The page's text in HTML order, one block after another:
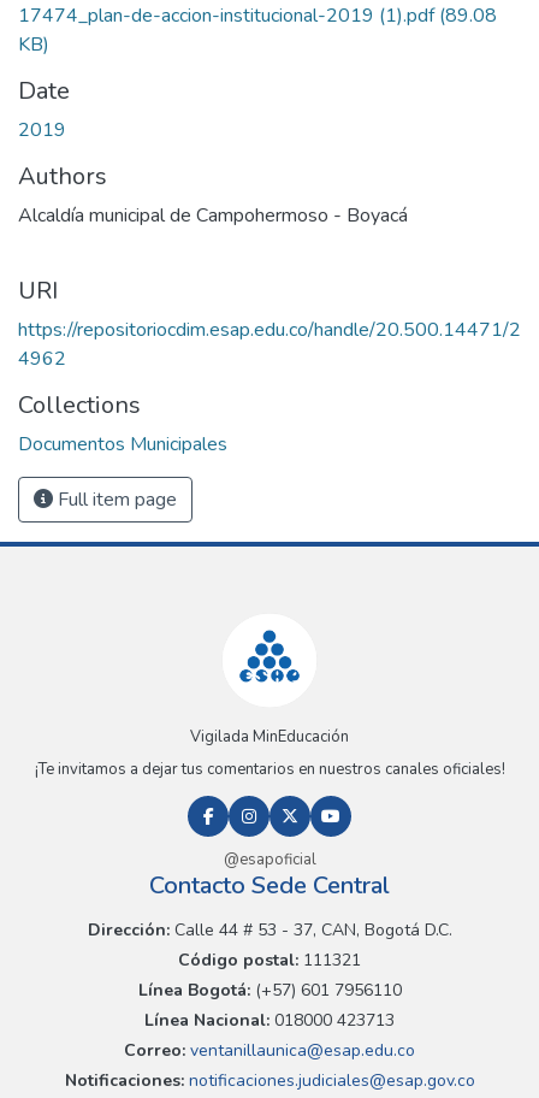
17474_plan-de-accion-institucional-2019 (1).pdf(89.08
KB)
Date
2019
Authors
Alcaldía municipal de Campohermoso - Boyacá
URI
https://repositoriocdim.esap.edu.co/handle/20.500.14471/2
4962
Collections
Documentos Municipales
Full item page
Vigilada MinEducación
¡Te invitamos a dejar tus comentarios en nuestros canales oficiales!
@esapoficial
Contacto Sede Central
Dirección:Calle 44 # 53 - 37, CAN, Bogotá D.C.
Código postal: 111321
Línea Bogotá:(+57) 601 7956110
Línea Nacional: 018000 423713
Correo: ventanillaunica@esap.edu.co
Notificaciones:notificaciones.judiciales@esap.gov.co